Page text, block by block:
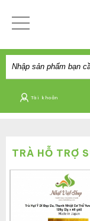
Tài khoản
TRÀ HỖ TRỢ